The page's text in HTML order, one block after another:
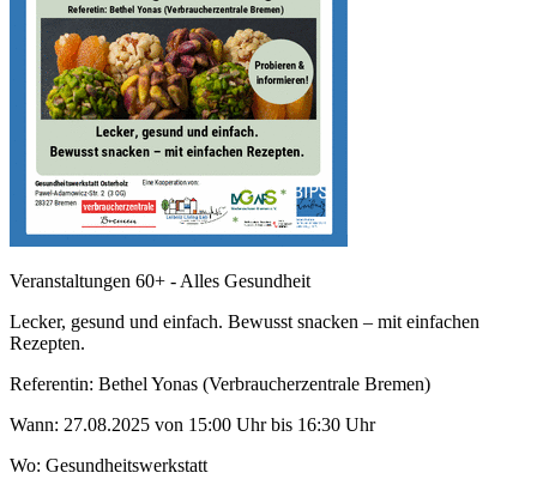
Veranstaltungen 60+ - Alles Gesundheit
Lecker, gesund und einfach. Bewusst snacken – mit einfachen
Rezepten.
Referentin: Bethel Yonas (Verbraucherzentrale Bremen)
Wann: 27.08.2025 von 15:00 Uhr bis 16:30 Uhr
Wo: Gesundheitswerkstatt